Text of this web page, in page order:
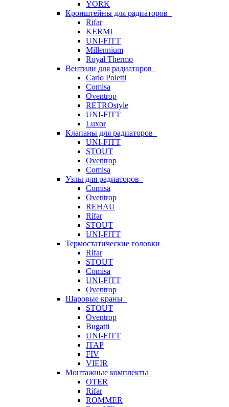
YORK
Кронштейны для радиаторов
Rifar
KERMI
UNI-FITT
Millennium
Royal Thermo
Вентили для радиаторов
Carlo Poletti
Comisa
Oventrop
RETROstyle
UNI-FITT
Luxor
Клапаны для радиаторов
UNI-FITT
STOUT
Oventrop
Comisa
Узлы для радиаторов
Comisa
Oventrop
REHAU
Rifar
STOUT
UNI-FITT
Термостатические головки
Rifar
STOUT
Comisa
UNI-FITT
Oventrop
Шаровые краны
STOUT
Oventrop
Bugatti
UNI-FITT
ITAP
FIV
VIEIR
Монтажные комплекты
OTER
Rifar
ROMMER